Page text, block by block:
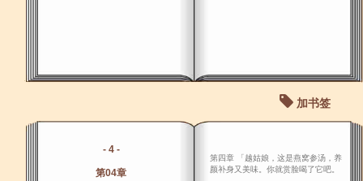
加书签
- 4 -
第04章
第四章 「越姑娘，这是燕窝参汤，养
颜补身又美味。你就赏脸喝了它吧。